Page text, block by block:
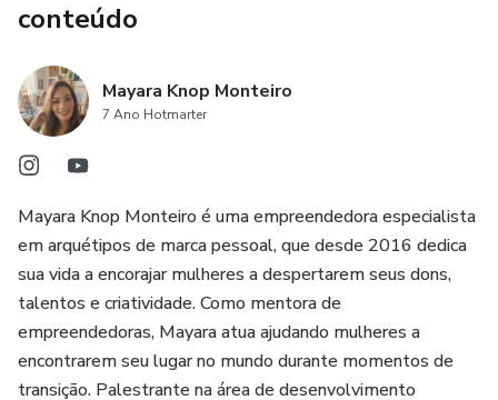
conteúdo
Mayara Knop Monteiro
7 Ano Hotmarter
Mayara Knop Monteiro é uma empreendedora especialista
em arquétipos de marca pessoal, que desde 2016 dedica
sua vida a encorajar mulheres a despertarem seus dons,
talentos e criatividade. Como mentora de
empreendedoras, Mayara atua ajudando mulheres a
encontrarem seu lugar no mundo durante momentos de
transição. Palestrante na área de desenvolvimento